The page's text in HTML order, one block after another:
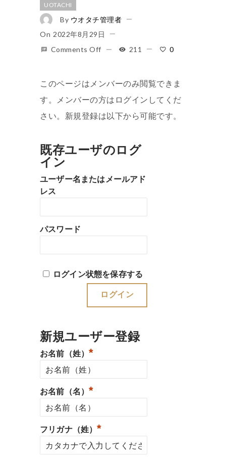
UOTACHI
By ウオタチ管理者
On 2022年8月29日
Comments Off
211 0
このページはメンバーのみ閲覧できま
す。メンバーの方はログインしてくだ
さい。新規登録は以下から可能です。
既存ユーザのログ
イン
ユーザー名またはメールアド
レス
パスワード
ログイン状態を保存する
新規ユーザー登録
お名前（姓）*
お名前（名）*
フリガナ（姓）*